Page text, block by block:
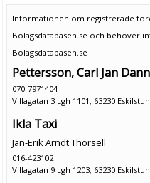
Informationen om registrerade
Bolagsdatabasen.se och behöver
Bolagsdatabasen.se
Pettersson, Carl Jan
070-7971404
Villagatan 3 Lgh 1101, 63230
Ikla Taxi
Jan-Erik Arndt Thorsell
016-423102
Villagatan 9 Lgh 1203, 63230